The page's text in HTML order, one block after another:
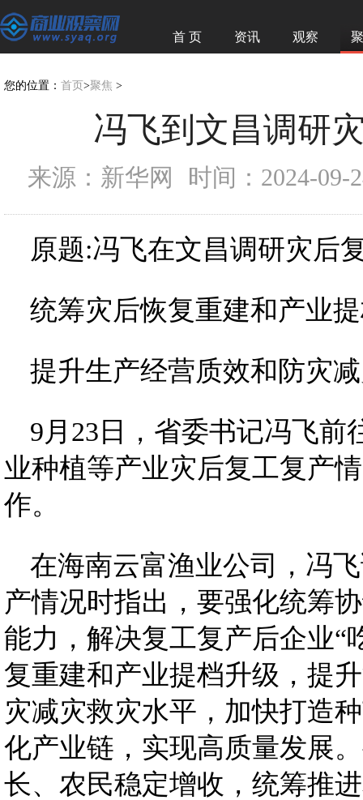
首 页 资讯 观察
您的位置： 首页 >聚焦 >
冯飞到文昌调研
来源：新华网 时间：2024-09-
原题:冯飞在文昌调研灾后
统筹灾后恢复重建和产业
提升生产经营质效和防灾
9月23日，省委书记冯飞前
业种植等产业灾后复工复产
作。
在海南云富渔业公司，冯
产情况时指出，要强化统筹
能力，解决复工复产后企业“
复重建和产业提档升级，提
灾减灾救灾水平，加快打造
化产业链，实现高质量发展
长、农民稳定增收，统筹推